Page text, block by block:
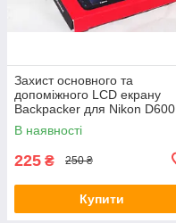
Захист основного та
допоміжного LCD екрану
Backpacker для Nikon D600,
D610, D800, D810, D850,
D780 -скло
В наявності
225 ₴ 250 ₴
Купити